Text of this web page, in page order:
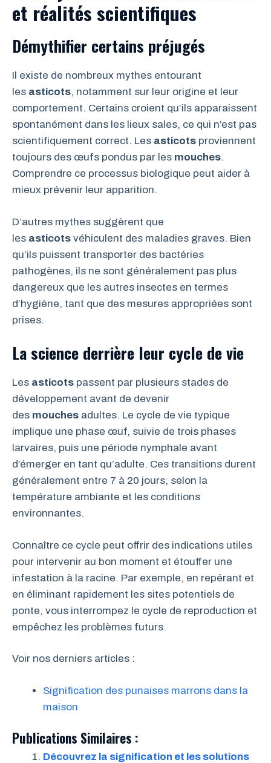
et réalités scientifiques
Démythifier certains préjugés
Il existe de nombreux mythes entourant
les asticots, notamment sur leur origine et leur
comportement. Certains croient qu’ils apparaissent
spontanément dans les lieux sales, ce qui n’est pas
scientifiquement correct. Les asticots proviennent
toujours des œufs pondus par les mouches.
Comprendre ce processus biologique peut aider à
mieux prévenir leur apparition.
D’autres mythes suggèrent que
les asticots véhiculent des maladies graves. Bien
qu’ils puissent transporter des bactéries
pathogènes, ils ne sont généralement pas plus
dangereux que les autres insectes en termes
d’hygiène, tant que des mesures appropriées sont
prises.
La science derrière leur cycle de vie
Les asticots passent par plusieurs stades de
développement avant de devenir
des mouches adultes. Le cycle de vie typique
implique une phase œuf, suivie de trois phases
larvaires, puis une période nymphale avant
d’émerger en tant qu’adulte. Ces transitions durent
généralement entre 7 à 20 jours, selon la
température ambiante et les conditions
environnantes.
Connaître ce cycle peut offrir des indications utiles
pour intervenir au bon moment et étouffer une
infestation à la racine. Par exemple, en repérant et
en éliminant rapidement les sites potentiels de
ponte, vous interrompez le cycle de reproduction et
empêchez les problèmes futurs.
Voir nos derniers articles :
Signification des punaises marrons dans la
maison
Publications Similaires :
Découvrez la signification et les solutions